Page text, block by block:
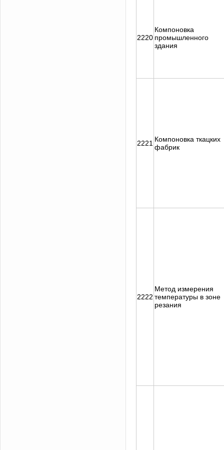
2220
Компоновка
промышленного
здания
2221 Компоновка ткацких
фабрик
2222
Метод измерения
температуры в зоне
резания